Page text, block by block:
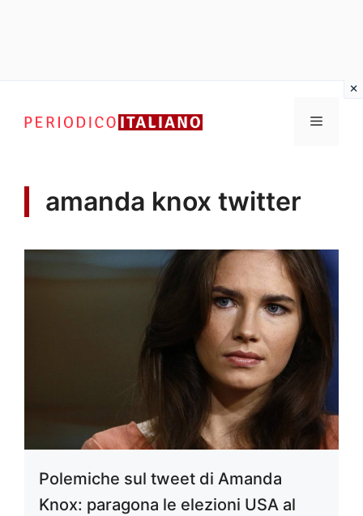
contenuto
Menu
amanda knox twitter
Polemiche sul tweet di Amanda
Knox: paragona le elezioni USA al